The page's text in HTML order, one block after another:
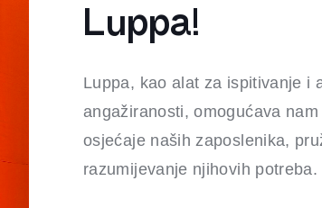
Luppa!
Luppa, kao alat za ispitivanje i
angažiranosti, omogućava
osjećaje naših zaposlenika,
razumijevanje njihovih potreba.